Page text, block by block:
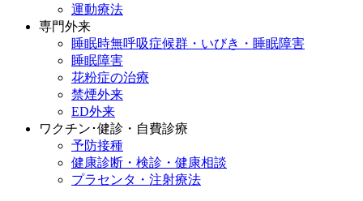
運動療法
専門外来
睡眠時無呼吸症候群・いびき・睡眠障害
睡眠障害
花粉症の治療
禁煙外来
ED外来
ワクチン･健診・自費診療
予防接種
健康診断・検診・健康相談
プラセンタ・注射療法